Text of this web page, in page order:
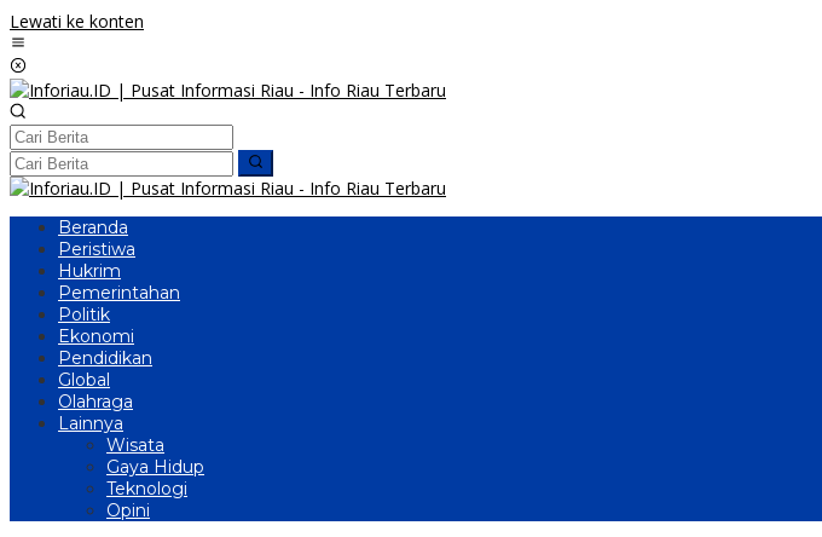
Lewati ke konten
Beranda
Peristiwa
Hukrim
Pemerintahan
Politik
Ekonomi
Pendidikan
Global
Olahraga
Lainnya
Wisata
Gaya Hidup
Teknologi
Opini